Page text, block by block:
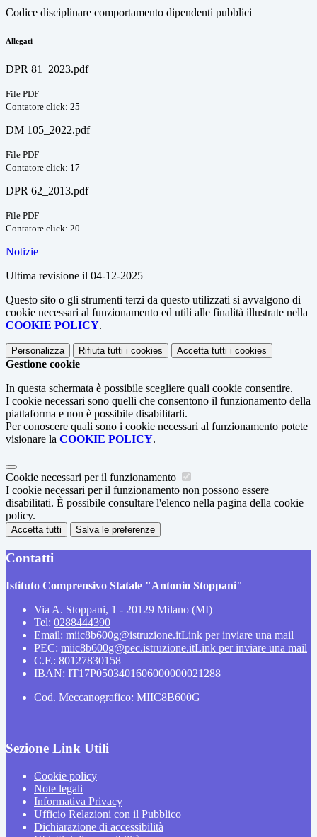
Codice disciplinare comportamento dipendenti pubblici
Allegati
DPR 81_2023.pdf
File PDF
Contatore click: 25
DM 105_2022.pdf
File PDF
Contatore click: 17
DPR 62_2013.pdf
File PDF
Contatore click: 20
Notizie
Ultima revisione il 04-12-2025
Questo sito o gli strumenti terzi da questo utilizzati si avvalgono di
cookie necessari al funzionamento ed utili alle finalità illustrate nella
COOKIE POLICY.
Personalizza Rifiuta tutti i cookies Accetta tutti i cookies
Gestione cookie
In questa schermata è possibile scegliere quali cookie consentire.
I cookie necessari sono quelli che consentono il funzionamento della
piattaforma e non è possibile disabilitarli.
Per conoscere quali sono i cookie necessari al funzionamento potete
visionare la COOKIE POLICY.
Cookie necessari per il funzionamento
I cookie necessari per il funzionamento non possono essere
disabilitati. È possibile consultare l'elenco nella pagina della cookie
policy.
Accetta tutti Salva le preferenze
Contatti
Istituto Comprensivo Statale "Antonio Stoppani"
Via A. Stoppani, 1 - 20129 Milano (MI)
Tel: 0288444390
Email: miic8b600g@istruzione.itLink per inviare una mail
PEC: miic8b600g@pec.istruzione.itLink per inviare una mail
C.F.: 80127830158
IBAN: IT17P0503401606000000021288
Cod. Meccanografico: MIIC8B600G
Sezione Link Utili
Cookie policy
Note legali
Informativa Privacy
Ufficio Relazioni con il Pubblico
Dichiarazione di accessibilità